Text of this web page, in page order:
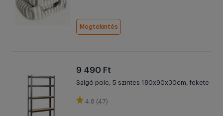
Megtekintés
9 490 Ft
Salgó polc, 5 szintes 180x90x30cm, fekete
4.8 (47)